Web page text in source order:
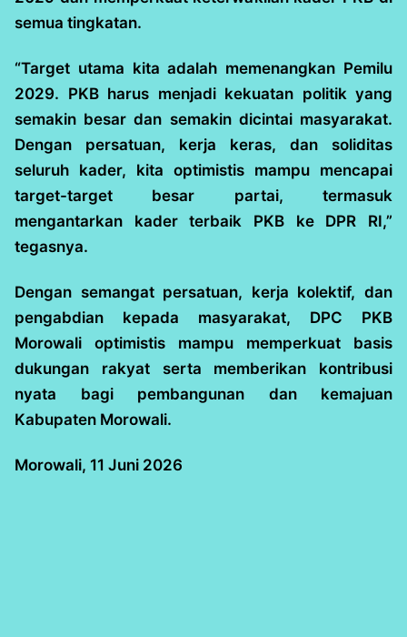
semua tingkatan.
“Target utama kita adalah memenangkan Pemilu
2029. PKB harus menjadi kekuatan politik yang
semakin besar dan semakin dicintai masyarakat.
Dengan persatuan, kerja keras, dan soliditas
seluruh kader, kita optimistis mampu mencapai
target-target besar partai, termasuk
mengantarkan kader terbaik PKB ke DPR RI,”
tegasnya.
Dengan semangat persatuan, kerja kolektif, dan
pengabdian kepada masyarakat, DPC PKB
Morowali optimistis mampu memperkuat basis
dukungan rakyat serta memberikan kontribusi
nyata bagi pembangunan dan kemajuan
Kabupaten Morowali.
Morowali, 11 Juni 2026